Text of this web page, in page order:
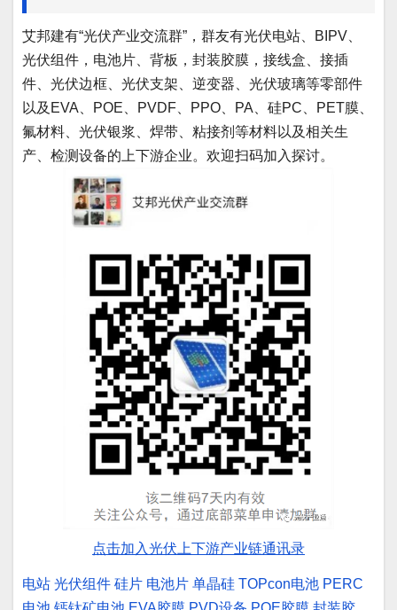
艾邦建有“光伏产业交流群”，群友有光伏电站、BIPV、
光伏组件，电池片、背板，封装胶膜，接线盒、接插
件、光伏边框、光伏支架、逆变器、光伏玻璃等零部件
以及EVA、POE、PVDF、PPO、PA、硅PC、PET膜、
氟材料、光伏银浆、焊带、粘接剂等材料以及相关生
产、检测设备的上下游企业。欢迎扫码加入探讨。
点击加入光伏上下游产业链通讯录
电站 光伏组件 硅片 电池片 单晶硅 TOPcon电池 PERC